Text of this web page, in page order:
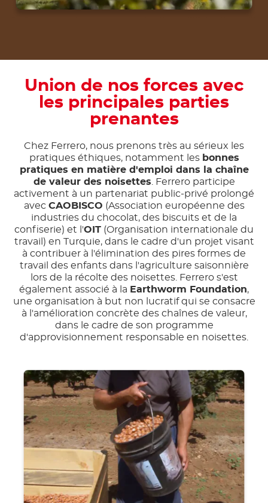
Union de nos forces avec
les principales parties
prenantes
Chez Ferrero, nous prenons très au sérieux les
pratiques éthiques, notamment les bonnes
pratiques en matière d'emploi dans la chaîne
de valeur des noisettes . Ferrero participe
activement à un partenariat public-privé prolongé
avec CAOBISCO (Association européenne des
industries du chocolat, des biscuits et de la
confiserie) et l'OIT (Organisation internationale du
travail) en Turquie, dans le cadre d'un projet visant
à contribuer à l'élimination des pires formes de
travail des enfants dans l'agriculture saisonnière
lors de la récolte des noisettes. Ferrero s'est
également associé à la Earthworm Foundation,
une organisation à but non lucratif qui se consacre
à l'amélioration concrète des chaînes de valeur,
dans le cadre de son programme
d'approvisionnement responsable en noisettes.